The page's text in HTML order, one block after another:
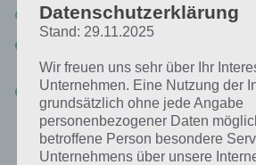
Tägliches BONUS Rätsel: Zur Lösung
26.8.2019, als Lösung gesucht war
Zur Übersicht:4 Bilder 1 Wort Lösungen
2020!
Datenschutzerklärung
Stand: 29.11.2025
Wir freuen uns sehr über Ihr
Unternehmen. Eine Nutzung der
grundsätzlich ohne jede Angabe
personenbezogener Daten
betroffene Person besondere
Unternehmens über unsere